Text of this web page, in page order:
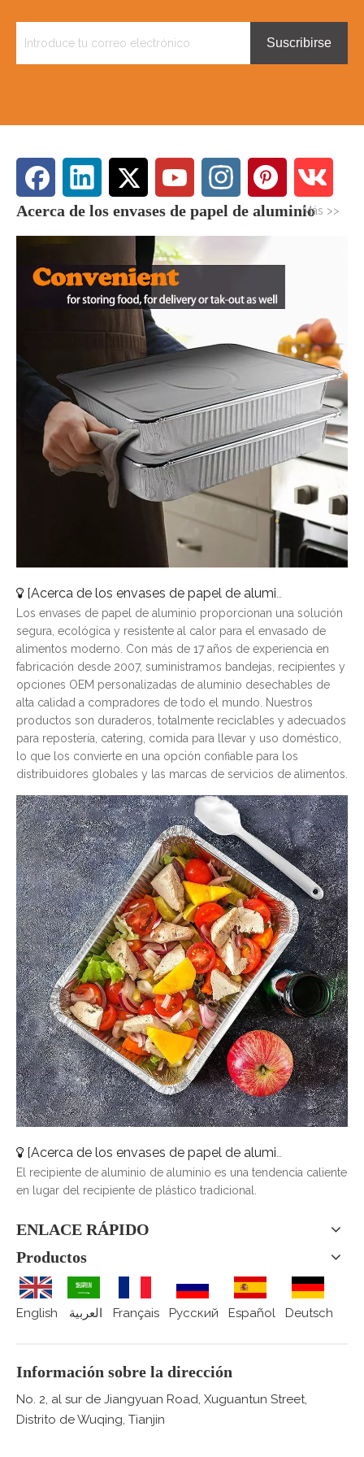
Suscribirse
Acerca de los envases de papel de aluminioMás >>
[Acerca de los envases de papel de aluminio
Los envases de papel de aluminio proporcionan una solución
segura, ecológica y resistente al calor para el envasado de
alimentos moderno. Con más de 17 años de experiencia en
fabricación desde 2007, suministramos bandejas, recipientes y
opciones OEM personalizadas de aluminio desechables de
alta calidad a compradores de todo el mundo. Nuestros
productos son duraderos, totalmente reciclables y adecuados
para repostería, catering, comida para llevar y uso doméstico,
lo que los convierte en una opción confiable para los
distribuidores globales y las marcas de servicios de alimentos.
[Acerca de los envases de papel de aluminio
El recipiente de aluminio de aluminio es una tendencia caliente
en lugar del recipiente de plástico tradicional.
ENLACE RÁPIDO
Productos
English العربية Français Pусский Español Deutsch
Información sobre la dirección
No. 2, al sur de Jiangyuan Road, Xuguantun Street,
Distrito de Wuqing, Tianjin